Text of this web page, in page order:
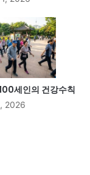
세인의 건강수칙
2026